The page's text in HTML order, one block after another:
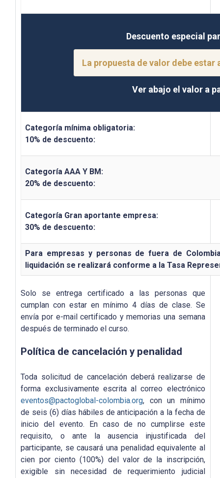
Descuento especial
La propuesta de valor debe
Ver abajo el valor a
Categoría mínima obligatoria:
10% de descuento:
Categoría AAA Y BM:
20% de descuento:
Categoría Gran aportante empresa:
30% de descuento:
Para empresas y personas de fuera de
liquidación se realizará conforme a la Tasa
Solo se entrega certificado a las personas que
cumplan con estar en mínimo 4 días de clase. Se
envía por e-mail certificado y memorias una semana
después de terminado el curso.
Política de cancelación y penalidad
Toda solicitud de cancelación deberá realizarse de
forma exclusivamente escrita al correo electrónico
eventos@pactoglobal-colombia.org, con un mínimo
de seis (6) días hábiles de anticipación a la fecha de
inicio del evento. En caso de no cumplirse este
requisito, o ante la ausencia injustificada del
participante, se causará una penalidad equivalente al
cien por ciento (100%) del valor de la inscripción,
exigible sin necesidad de requerimiento judicial